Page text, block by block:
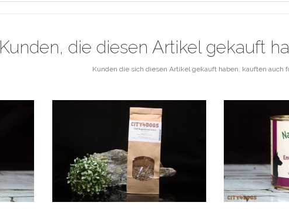
Kunden, die diesen Artikel gekauft
Kunden die sich diesen Artikel gekauft haben, kauften auch